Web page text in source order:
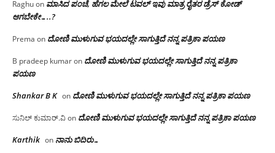
Raghuon ಮಾಸಿದ ಪಂಚೆ, ಹೆಗಲ ಮೇಲೆ ಟವಲ್‌ ಇವು ಮಾತ್ರ ರೈತರ ಡ್ರೆಸ್‌ ಕೋಡ್
ಆಗಬೇಕೇ…..?‌
Prema on ದೋಣಿ ಮುಳುಗುವ ಭಯದಲ್ಲೇ ಸಾಗುತ್ತಿದೆ ನನ್ನ ಪತ್ರಿಕಾ ಪಯಣ
B pradeep kumaron ದೋಣಿ ಮುಳುಗುವ ಭಯದಲ್ಲೇ ಸಾಗುತ್ತಿದೆ ನನ್ನ ಪತ್ರಿಕಾ
ಪಯಣ
Shankar B K on ದೋಣಿ ಮುಳುಗುವ ಭಯದಲ್ಲೇ ಸಾಗುತ್ತಿದೆ ನನ್ನ ಪತ್ರಿಕಾ ಪಯಣ
ಸುನಿಲ್ ಕುಮಾರ್.ವಿon ದೋಣಿ ಮುಳುಗುವ ಭಯದಲ್ಲೇ ಸಾಗುತ್ತಿದೆ ನನ್ನ ಪತ್ರಿಕಾ ಪಯಣ
Karthik on ನಾನು ಬಿದಿರು…